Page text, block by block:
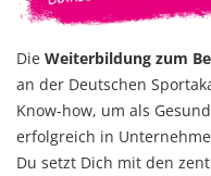
Die Weiterbildung zum
an der Deutschen
Know-how, um als
erfolgreich in
Du setzt Dich mit den